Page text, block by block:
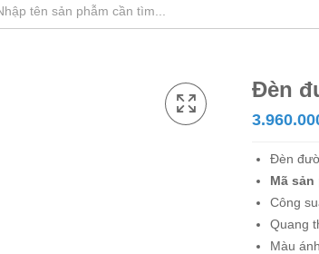
Đèn
Đèn
Mã sản
Công
Quang
Màu